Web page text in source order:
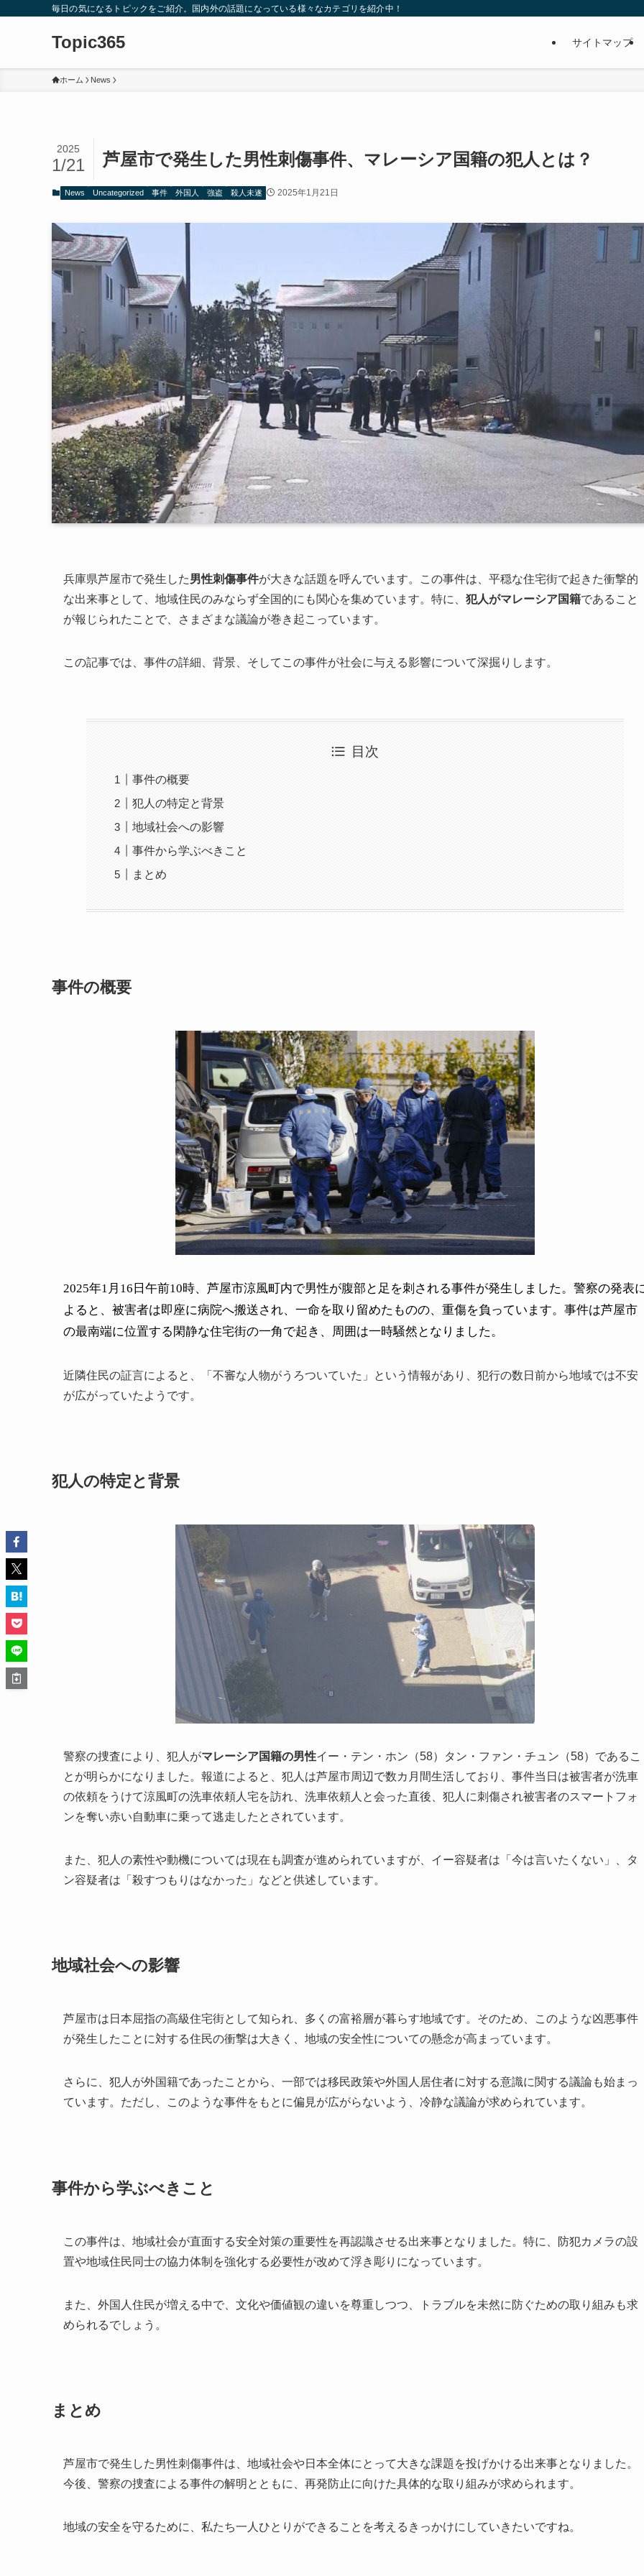
毎日の気になるトピックをご紹介。国内外の話題になっている様々なカテゴリを紹介中！
Topic365 サイトマップ
ホーム News
芦屋市で発生した男性刺傷事件、マレーシア国籍の犯人とは？
2025
1/21
News Uncategorized 事件 外国人 強盗 殺人未遂 2025年1月21日
兵庫県芦屋市で発生した男性刺傷事件が大きな話題を呼んでいます。この事件は、平穏な住宅街で起きた衝撃的
な出来事として、地域住民のみならず全国的にも関心を集めています。特に、 犯人がマレーシア国籍であること
が報じられたことで、さまざまな議論が巻き起こっています。
この記事では、事件の詳細、背景、そしてこの事件が社会に与える影響について深掘りします。
目次
事件の概要
犯人の特定と背景
地域社会への影響
事件から学ぶべきこと
まとめ
事件の概要
2025年1月16日午前10時、芦屋市涼風町内で男性が腹部と足を刺される事件が発生しました。警察の発表
よると、被害者は即座に病院へ搬送され、一命を取り留めたものの、重傷を負っています。事件は芦屋市
の最南端に位置する閑静な住宅街の一角で起き、周囲は一時騒然となりました。
近隣住民の証言によると、「不審な人物がうろついていた」という情報があり、犯行の数日前から地域では不安
が広がっていたようです。
犯人の特定と背景
警察の捜査により、犯人がマレーシア国籍の男性イー・テン・ホン（58）タン・ファン・チュン（58）であるこ
とが明らかになりました。報道によると、犯人は芦屋市周辺で数カ月間生活しており、事件当日は被害者が洗車
の依頼をうけて涼風町の洗車依頼人宅を訪れ、洗車依頼人と会った直後、犯人に刺傷され被害者のスマートフォ
ンを奪い赤い自動車に乗って逃走したとされています。
また、犯人の素性や動機については現在も調査が進められていますが、イー容疑者は「今は言いたくない」、タ
ン容疑者は「殺すつもりはなかった」などと供述しています。
地域社会への影響
芦屋市は日本屈指の高級住宅街として知られ、多くの富裕層が暮らす地域です。そのため、このような凶悪事件
が発生したことに対する住民の衝撃は大きく、地域の安全性についての懸念が高まっています。
さらに、犯人が外国籍であったことから、一部では移民政策や外国人居住者に対する意識に関する議論も始まっ
ています。ただし、このような事件をもとに偏見が広がらないよう、冷静な議論が求められています。
事件から学ぶべきこと
この事件は、地域社会が直面する安全対策の重要性を再認識させる出来事となりました。特に、防犯カメラの設
置や地域住民同士の協力体制を強化する必要性が改めて浮き彫りになっています。
また、外国人住民が増える中で、文化や価値観の違いを尊重しつつ、トラブルを未然に防ぐための取り組みも求
められるでしょう。
まとめ
芦屋市で発生した男性刺傷事件は、地域社会や日本全体にとって大きな課題を投げかける出来事となりました。
今後、警察の捜査による事件の解明とともに、再発防止に向けた具体的な取り組みが求められます。
地域の安全を守るために、私たち一人ひとりができることを考えるきっかけにしていきたいですね。